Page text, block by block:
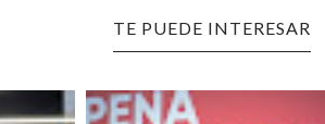
TE PUEDE INTERESAR